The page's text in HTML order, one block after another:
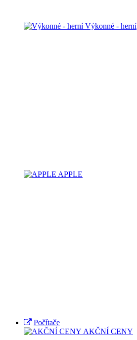
Výkonné - herní
APPLE
Počítače
AKČNÍ CENY